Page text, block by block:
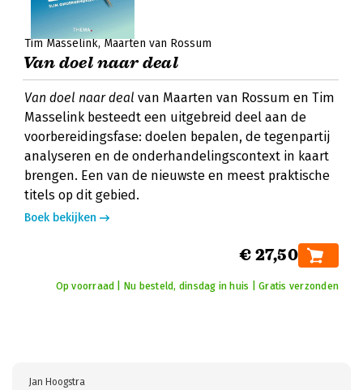
Tim Masselink Maarten van Rossum
Van doel naar deal
Van doel naar deal van Maarten van Rossum en Tim
Masselink besteedt een uitgebreid deel aan de
voorbereidingsfase: doelen bepalen, de tegenpartij
analyseren en de onderhandelingscontext in kaart
brengen. Een van de nieuwste en meest praktische
titels op dit gebied.
Boek bekijken
€ 27,50
Op voorraad | Nu besteld, dinsdag in huis | Gratis verzonden
Jan Hoogstra